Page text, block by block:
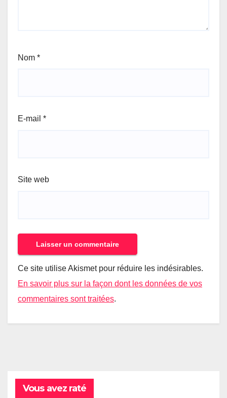
Nom *
E-mail *
Site web
Ce site utilise Akismet pour réduire les indésirables.
En savoir plus sur la façon dont les données de vos
commentaires sont traitées.
Vous avez raté